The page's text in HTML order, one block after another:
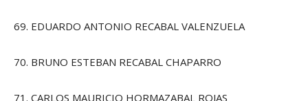
69. EDUARDO ANTONIO RECABAL VALENZUELA
70. BRUNO ESTEBAN RECABAL CHAPARRO
71. CARLOS MAURICIO HORMAZABAL ROJAS